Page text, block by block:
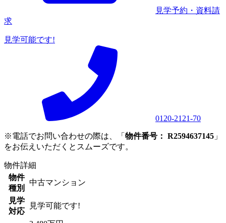
見学予約・資料請
求
見学可能です!
0120-2121-70
※電話でお問い合わせの際は、「 物件番号： R2594637145 」
をお伝えいただくとスムーズです。
物件詳細
物件
種別
中古マンション
見学
対応
見学可能です!